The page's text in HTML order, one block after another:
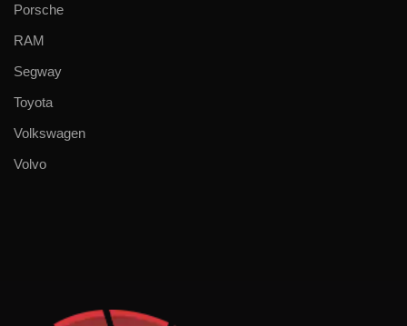
Porsche
RAM
Segway
Toyota
Volkswagen
Volvo